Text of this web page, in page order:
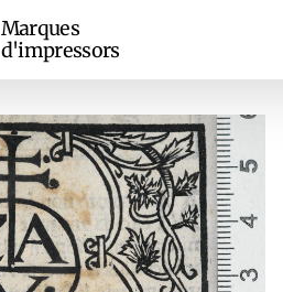
Marques
d'impressors